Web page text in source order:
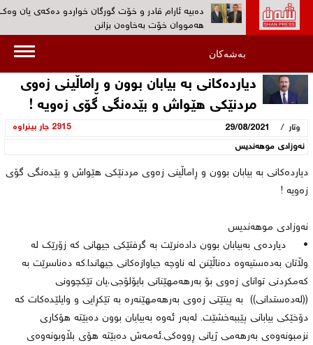
دەبیە ئارام قادر و خۆت گورگان خواردو ده‌كه‌ی یان
هەمووان خۆت بەخاوەن بزانن‌
ڕۆژانى 19 و 20ى ئەم مانگە کۆنگرەى پێنجی
به‌ڤیدیۆ...کۆمەڵ: هیوادارین پڕۆسەی چەکدانانی
بێنێتە ئاراوە‌
بەڤیدیۆ... 30 ئەندامی پارتی کرێکارانی کوردستان
هۆكاری دەستگیرکردن ‌و بێسەروشوێنکردنی ئارام قادر
نیشتمانیی بزانه‌؟‌
بەشەکان
دیاردەكانی بە بیابان بوون و ڕاماڵینی زەوی
مردنێكی هێواش و بێدەنگی گۆی زەویە !
وتار /
29/08/2021
2915 جار بینراوە
نه‌وزادی‌ موهه‌ندیس
دیاردەكانی بە بیابان بوون و ڕاماڵینی زەوی مردنێكی هێواش و بێدەنگی گۆی
زەویە !
نەوزادی موهەندیس
• دیاردەی بەبیابان بوون دادەنرێت بە گرفتێكی جیهانی كە زۆرێك لە
وڵاتان بەدەستیەوە دەناڵێنن لە ناوچە جیاوازەكانی جیهاندا.كە دەناسرێت بە
كەمكردنی توانای زەوی بۆ بەرهەمهێنانی بایۆلۆجی،یان تێكچوونی
((لەدەستدانی)) بە پیتێتی زەوی بەرهەمهێنەرە بە تێكڕایی و وایلێدەكات كە
دۆخێكی بیابانی پێببەخشێت. لەبەر ئەوە بەبیابان بوون دەبێتە هۆكاری
نزمبونەوەی بەرهەمی ژیانی ڕووەكی.ئەمەش دەبێتە هۆی بڵاوبونەوەی